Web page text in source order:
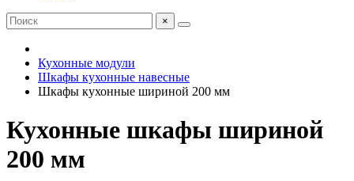
×
Кухонные модули
Шкафы кухонные навесные
Шкафы кухонные шириной 200 мм
Кухонные шкафы шириной
200 мм